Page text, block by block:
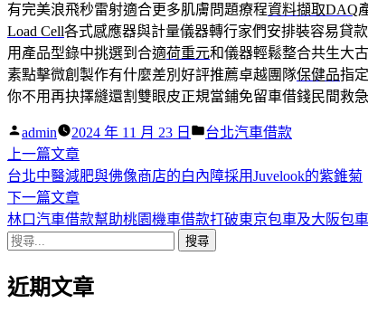
有完美浪飛秒雷射適合更多肌膚問題療程資料擷取DAQ
Load Cell各式感應器與計量儀器轉行家們安排裝容易貸
用產品型錄中挑選到合適荷重元和儀器輕鬆整合共生大
素點擊微創製作有什麼差別好評推薦卓越團隊保健品指
你不用再抉擇縫還割雙眼皮正規當鋪免留車借錢民間救急
作
者:
admin 2024 年 11 月 23 日
分
台北汽車借款
文
章
導
覽
上一篇文章下
一
篇
文
台北中醫減肥與佛像商店的白內障採用Juvelook的紫錐菊
下一篇文章下
一
章:
林口汽車借款幫助桃園機車借款打破東京包車及大阪包車
搜
關
近期文章